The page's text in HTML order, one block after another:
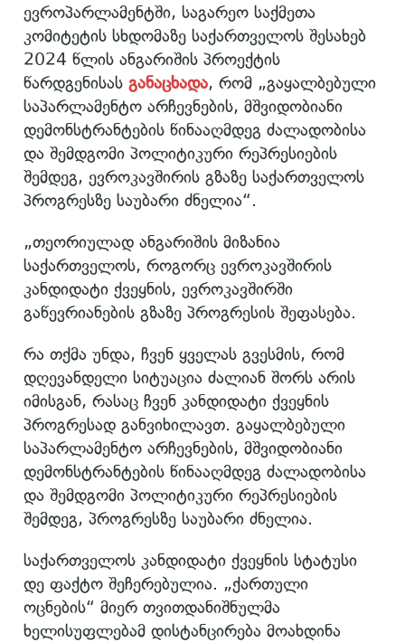
ევროპარლამენტში, საგარეო საქმეთა
კომიტეტის სხდომაზე საქართველოს შესახებ
2024 წლის ანგარიშის პროექტის
წარდგენისას განაცხადა, რომ „გაყალბებული
საპარლამენტო არჩევნების, მშვიდობიანი
დემონსტრანტების წინააღმდეგ ძალადობისა
და შემდგომი პოლიტიკური რეპრესიების
შემდეგ, ევროკავშირის გზაზე საქართველოს
პროგრესზე საუბარი ძნელია“.
„თეორიულად ანგარიშის მიზანია
საქართველოს, როგორც ევროკავშირის
კანდიდატი ქვეყნის, ევროკავშირში
გაწევრიანების გზაზე პროგრესის შეფასება.
რა თქმა უნდა, ჩვენ ყველას გვესმის, რომ
დღევანდელი სიტუაცია ძალიან შორს არის
იმისგან, რასაც ჩვენ კანდიდატი ქვეყნის
პროგრესად განვიხილავთ. გაყალბებული
საპარლამენტო არჩევნების, მშვიდობიანი
დემონსტრანტების წინააღმდეგ ძალადობისა
და შემდგომი პოლიტიკური რეპრესიების
შემდეგ, პროგრესზე საუბარი ძნელია.
საქართველოს კანდიდატი ქვეყნის სტატუსი
დე ფაქტო შეჩერებულია. „ქართული
ოცნების“ მიერ თვითდანიშნულმა
ხელისუფლებამ დისტანცირება მოახდინა